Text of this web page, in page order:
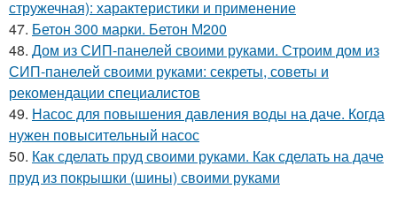
стружечная): характеристики и применение
47. Бетон 300 марки. Бетон М200
48. Дом из СИП-панелей своими руками. Строим дом из
СИП-панелей своими руками: секреты, советы и
рекомендации специалистов
49. Насос для повышения давления воды на даче. Когда
нужен повысительный насос
50. Как сделать пруд своими руками. Как сделать на даче
пруд из покрышки (шины) своими руками